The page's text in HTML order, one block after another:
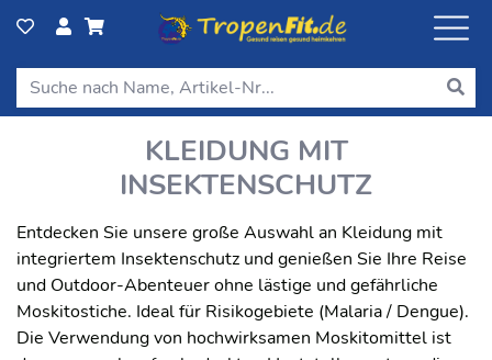
KLEIDUNG MIT
INSEKTENSCHUTZ
Entdecken Sie unsere große Auswahl an Kleidung mit
integriertem Insektenschutz und genießen Sie Ihre Reise
und Outdoor-Abenteuer ohne lästige und gefährliche
Moskitostiche. Ideal für Risikogebiete (Malaria / Dengue).
Die Verwendung von hochwirksamen Moskitomittel ist